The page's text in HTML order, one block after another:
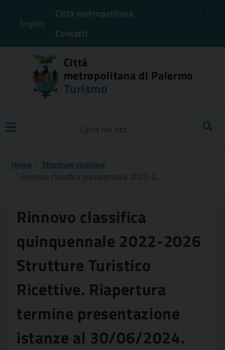
English
Città metropolitana
Contatti
Città
metropolitana di Palermo
Turismo
Home
Strutture ricettive
Rinnovo classifica quinquennale 2022-2026 strutture turistico ricettive. riapertura termine presentazione istanze al 30/06/2024.
Rinnovo classifica
quinquennale 2022-2026
Strutture Turistico
Ricettive. Riapertura
termine presentazione
istanze al 30/06/2024.